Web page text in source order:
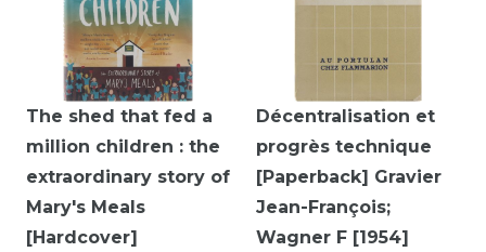
The shed that fed a
million children : the
extraordinary story of
Mary's Meals
[Hardcover]
Décentralisation et
progrès technique
[Paperback] Gravier
Jean-François;
Wagner F [1954]